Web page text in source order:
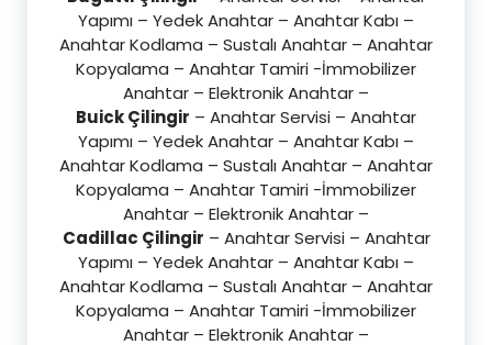
Yapımı – Yedek Anahtar – Anahtar Kabı –
Anahtar Kodlama – Sustalı Anahtar – Anahtar
Kopyalama – Anahtar Tamiri -İmmobilizer
Anahtar – Elektronik Anahtar –
Buick Çilingir – Anahtar Servisi – Anahtar
Yapımı – Yedek Anahtar – Anahtar Kabı –
Anahtar Kodlama – Sustalı Anahtar – Anahtar
Kopyalama – Anahtar Tamiri -İmmobilizer
Anahtar – Elektronik Anahtar –
Cadillac Çilingir – Anahtar Servisi – Anahtar
Yapımı – Yedek Anahtar – Anahtar Kabı –
Anahtar Kodlama – Sustalı Anahtar – Anahtar
Kopyalama – Anahtar Tamiri -İmmobilizer
Anahtar – Elektronik Anahtar –